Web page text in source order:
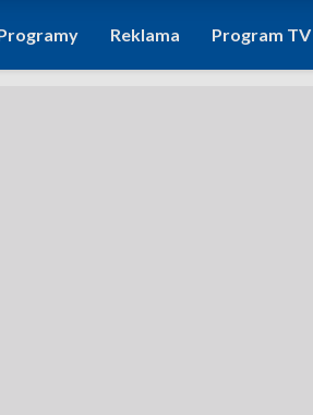
Reklama Program TV